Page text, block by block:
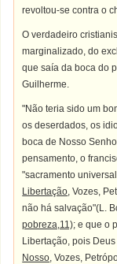
revoltou-se contra o
O verdadeiro
marginalizado, do
que saía da boca do
Guilherme.
"Não teria sido um
os deserdados, os
boca de Nosso
pensamento, o
"sacramento
Libertação, Vozes,
não há salvação"(L.
pobreza,11); e que o
Libertação, pois
Nosso, Vozes,